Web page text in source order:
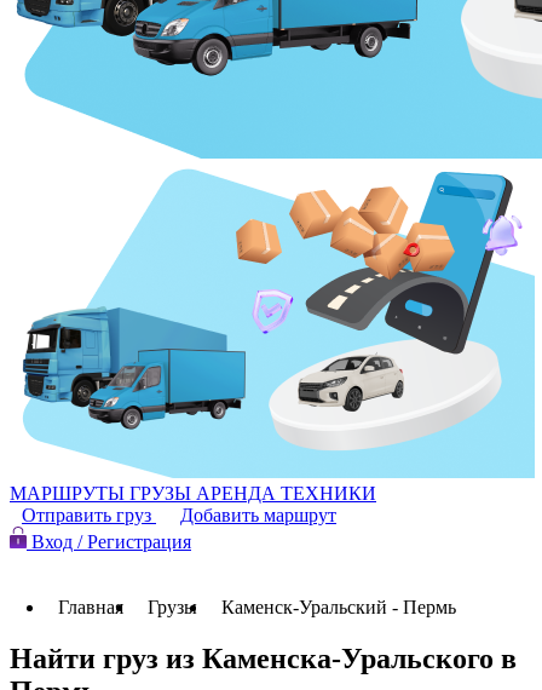
МАРШРУТЫ ГРУЗЫ АРЕНДА ТЕХНИКИ
Отправить груз
Добавить маршрут
Вход / Регистрация
Главная Грузы Каменск-Уральский - Пермь
Найти груз из Каменска-Уральского в